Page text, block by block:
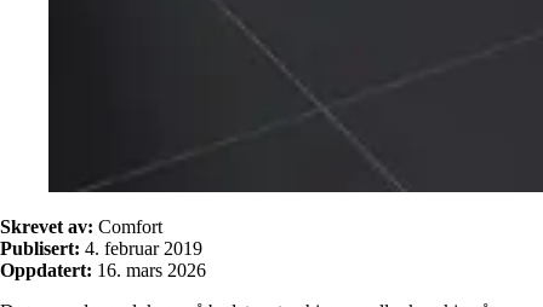
Skrevet av: Comfort
Publisert: 4. februar 2019
Oppdatert: 16. mars 2026